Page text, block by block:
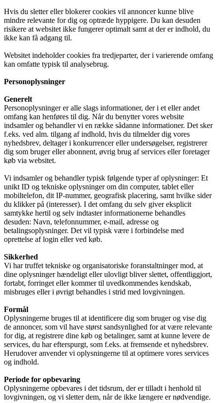
Hvis du sletter eller blokerer cookies vil annoncer kunne blive
mindre relevante for dig og optræde hyppigere. Du kan desuden
risikere at websitet ikke fungerer optimalt samt at der er indhold, du
ikke kan få adgang til.
Websitet indeholder cookies fra tredjeparter, der i varierende omfang
kan omfatte typisk til analysebrug.
Personoplysninger
Generelt
Personoplysninger er alle slags informationer, der i et eller andet
omfang kan henføres til dig. Når du benytter vores website
indsamler og behandler vi en række sådanne informationer. Det sker
f.eks. ved alm. tilgang af indhold, hvis du tilmelder dig vores
nyhedsbrev, deltager i konkurrencer eller undersøgelser, registrerer
dig som bruger eller abonnent, øvrig brug af services eller foretager
køb via websitet.
Vi indsamler og behandler typisk følgende typer af oplysninger: Et
unikt ID og tekniske oplysninger om din computer, tablet eller
mobiltelefon, dit IP-nummer, geografisk placering, samt hvilke sider
du klikker på (interesser). I det omfang du selv giver eksplicit
samtykke hertil og selv indtaster informationerne behandles
desuden: Navn, telefonnummer, e-mail, adresse og
betalingsoplysninger. Det vil typisk være i forbindelse med
oprettelse af login eller ved køb.
Sikkerhed
Vi har truffet tekniske og organisatoriske foranstaltninger mod, at
dine oplysninger hændeligt eller ulovligt bliver slettet, offentliggjort,
fortabt, forringet eller kommer til uvedkommendes kendskab,
misbruges eller i øvrigt behandles i strid med lovgivningen.
Formål
Oplysningerne bruges til at identificere dig som bruger og vise dig
de annoncer, som vil have størst sandsynlighed for at være relevante
for dig, at registrere dine køb og betalinger, samt at kunne levere de
services, du har efterspurgt, som f.eks. at fremsende et nyhedsbrev.
Herudover anvender vi oplysningerne til at optimere vores services
og indhold.
Periode for opbevaring
Oplysningerne opbevares i det tidsrum, der er tilladt i henhold til
lovgivningen, og vi sletter dem, når de ikke længere er nødvendige.